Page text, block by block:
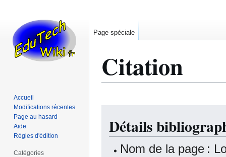
Citation
navigation
recherche
Détails
Nom de la page :
Page spéciale
Accueil
Modifications récentes
Page au hasard
Aide
Règles d'édition
Catégories